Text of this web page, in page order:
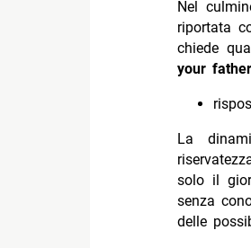
Nel
riportata
chiede
your
La
solo il
senza
delle